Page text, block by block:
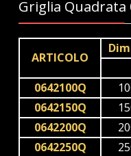
Griglia Quadrata
ARTICOLO
0642100Q
0642150Q
0642200Q
0642250Q